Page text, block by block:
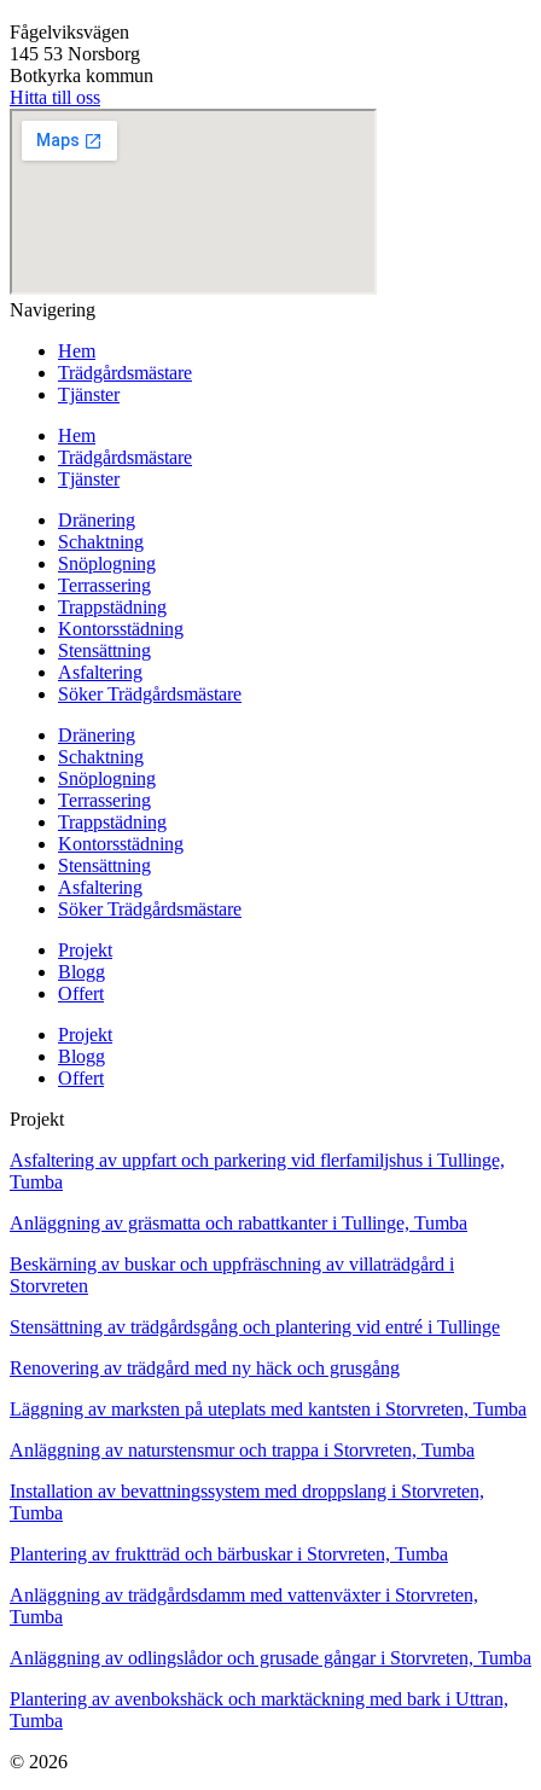
Fågelviksvägen
145 53 Norsborg
Botkyrka kommun
Hitta till oss
Navigering
Hem
Trädgårdsmästare
Tjänster
Hem
Trädgårdsmästare
Tjänster
Dränering
Schaktning
Snöplogning
Terrassering
Trappstädning
Kontorsstädning
Stensättning
Asfaltering
Söker Trädgårdsmästare
Dränering
Schaktning
Snöplogning
Terrassering
Trappstädning
Kontorsstädning
Stensättning
Asfaltering
Söker Trädgårdsmästare
Projekt
Blogg
Offert
Projekt
Blogg
Offert
Projekt
Asfaltering av uppfart och parkering vid flerfamiljshus i Tullinge,
Tumba
Anläggning av gräsmatta och rabattkanter i Tullinge, Tumba
Beskärning av buskar och uppfräschning av villaträdgård i
Storvreten
Stensättning av trädgårdsgång och plantering vid entré i Tullinge
Renovering av trädgård med ny häck och grusgång
Läggning av marksten på uteplats med kantsten i Storvreten, Tumba
Anläggning av naturstensmur och trappa i Storvreten, Tumba
Installation av bevattningssystem med droppslang i Storvreten,
Tumba
Plantering av fruktträd och bärbuskar i Storvreten, Tumba
Anläggning av trädgårdsdamm med vattenväxter i Storvreten,
Tumba
Anläggning av odlingslådor och grusade gångar i Storvreten, Tumba
Plantering av avenbokshäck och marktäckning med bark i Uttran,
Tumba
© 2026